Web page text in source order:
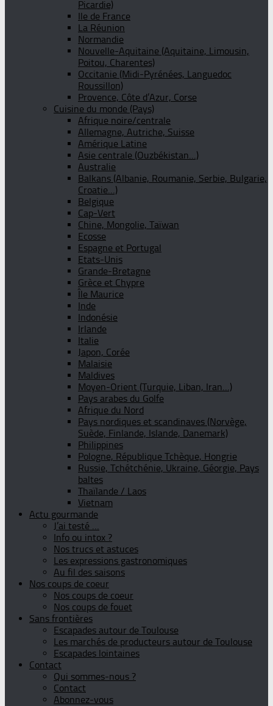
Picardie)
Ile de France
La Réunion
Normandie
Nouvelle-Aquitaine (Aquitaine, Limousin,
Poitou, Charentes)
Occitanie (Midi-Pyrénées, Languedoc
Roussillon)
Provence, Côte d’Azur, Corse
Cuisine du monde (Pays)
Afrique noire/centrale
Allemagne, Autriche, Suisse
Amérique Latine
Asie centrale (Ouzbékistan…)
Australie
Balkans (Albanie, Roumanie, Serbie, Bulgarie,
Croatie…)
Belgique
Cap-Vert
Chine, Mongolie, Taïwan
Ecosse
Espagne et Portugal
Etats-Unis
Grande-Bretagne
Grèce et Chypre
Île Maurice
Inde
Indonésie
Irlande
Italie
Japon, Corée
Malaisie
Maldives
Moyen-Orient (Turquie, Liban, Iran…)
Pays arabes du Golfe
Afrique du Nord
Pays nordiques et scandinaves (Norvège,
Suède, Finlande, Islande, Danemark)
Philippines
Pologne, République Tchèque, Hongrie
Russie, Tchétchénie, Ukraine, Géorgie, Pays
baltes
Thaïlande / Laos
Vietnam
Actu gourmande
J’ai testé …
Info ou intox ?
Nos trucs et astuces
Les expressions gastronomiques
Au fil des saisons
Nos coups de coeur
Nos coups de coeur
Nos coups de fouet
Sans frontières
Escapades autour de Toulouse
Les marchés de producteurs autour de Toulouse
Escapades lointaines
Contact
Qui sommes-nous ?
Contact
Abonnez-vous